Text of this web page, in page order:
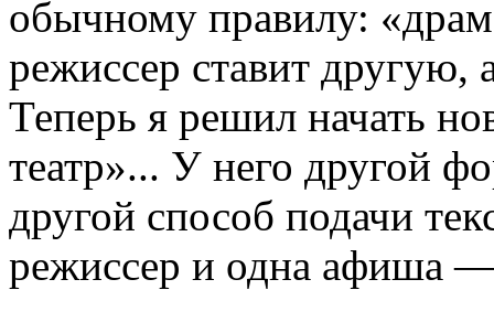
обычному правилу:
режиссер ставит другую,
Теперь я решил начать
театр»... У него другой
другой способ подачи
режиссер и одна афиша